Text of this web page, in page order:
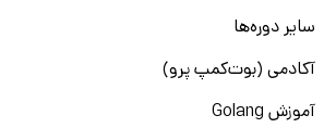
سایر دوره‌ها
آکادمی (بوت‌کمپ پرو)
آموزش Golang